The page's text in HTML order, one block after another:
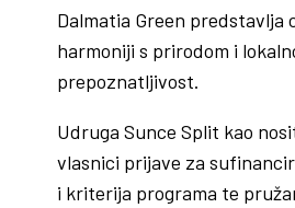
Dalmatia Green
harmoniji s prirodom i
prepoznatljivost.
Udruga Sunce Split kao
vlasnici prijave za
i kriterija programa te